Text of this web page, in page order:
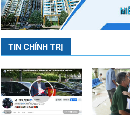
TIN CHÍNH TRỊ